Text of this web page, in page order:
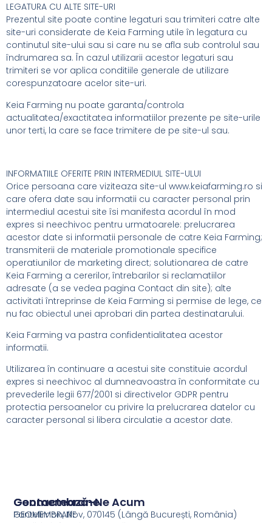
LEGATURA CU ALTE SITE-URI
Prezentul site poate contine legaturi sau trimiteri catre alte
site-uri considerate de Keia Farming utile în legatura cu
continutul site-ului sau si care nu se afla sub controlul sau
îndrumarea sa. În cazul utilizarii acestor legaturi sau
trimiteri se vor aplica conditiile generale de utilizare
corespunzatoare acelor site-uri.
Keia Farming nu poate garanta/controla
actualitatea/exactitatea informatiilor prezente pe site-urile
unor terti, la care se face trimitere de pe site-ul sau.
INFORMATIILE OFERITE PRIN INTERMEDIUL SITE-ULUI
Orice persoana care viziteaza site-ul www.keiafarming.ro si
care ofera date sau informatii cu caracter personal prin
intermediul acestui site îsi manifesta acordul în mod
expres si neechivoc pentru urmatoarele: prelucrarea
acestor date si informatii personale de catre Keia Farming;
transmiterii de materiale promotionale specifice
operatiunilor de marketing direct; solutionarea de catre
Keia Farming a cererilor, întrebarilor si reclamatiilor
adresate (a se vedea pagina Contact din site); alte
activitati întreprinse de Keia Farming si permise de lege, ce
nu fac obiectul unei aprobari din partea destinatarului.
Keia Farming va pastra confidentialitatea acestor
informatii.
Utilizarea în continuare a acestui site constituie acordul
expres si neechivoc al dumneavoastra în conformitate cu
prevederile legii 677/2001 si directivelor GDPR pentru
protectia persoanelor cu privire la prelucrarea datelor cu
caracter personal si libera circulatie a acestor date.
Geomembrane
GEOMEMBRANE
Contactează-Ne Acum
Pantelimon, Ilfov, 070145 (Lângă București, România)